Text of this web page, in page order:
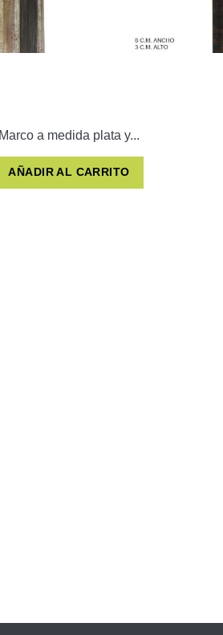
Marco a medida plata y...
AÑADIR AL CARRITO